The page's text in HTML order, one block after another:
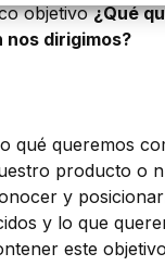
objetivo¿Qué
nos dirigimos?
qué queremos
producto o
y
y lo que
este